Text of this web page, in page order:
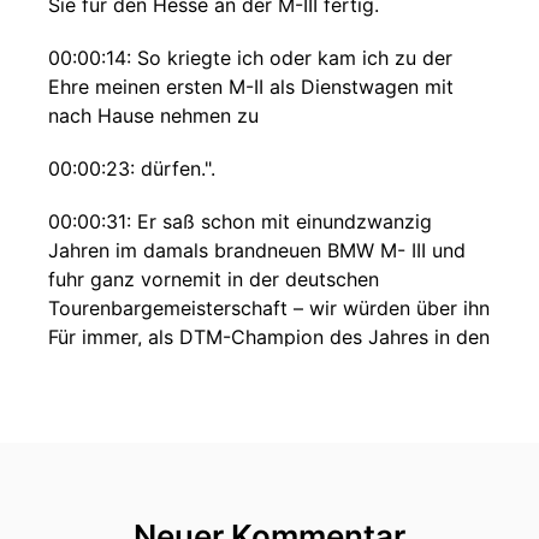
Sie für den Hesse an der M-III fertig.
00:00:14: So kriegte ich oder kam ich zu der
Ehre meinen ersten M-II als Dienstwagen mit
nach Hause nehmen zu
00:00:23: dürfen.".
00:00:31: Er saß schon mit einundzwanzig
Jahren im damals brandneuen BMW M- III und
fuhr ganz vornemit in der deutschen
Tourenbargemeisterschaft – wir würden über ihn
Für immer, als DTM-Champion des Jahres in den
beim Motorekon und ich spreche mit ihm über